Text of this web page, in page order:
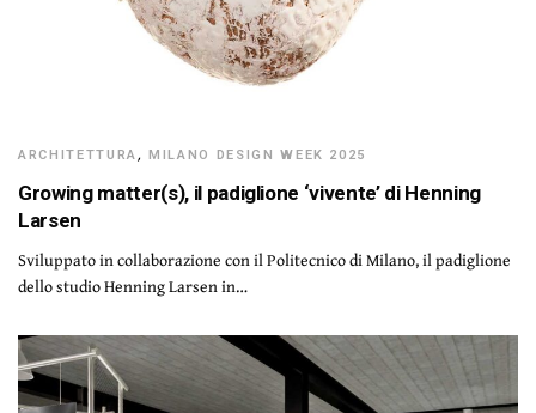
ARCHITETTURA, MILANO DESIGN WEEK 2025
Growing matter(s), il padiglione ‘vivente’ di Henning
Larsen
Sviluppato in collaborazione con il Politecnico di Milano, il padiglione
dello studio Henning Larsen in…